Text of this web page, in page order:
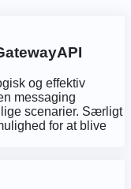
og effektiv
messaging
scenarier. Særligt
for at blive